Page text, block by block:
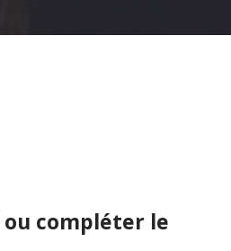
compléter le